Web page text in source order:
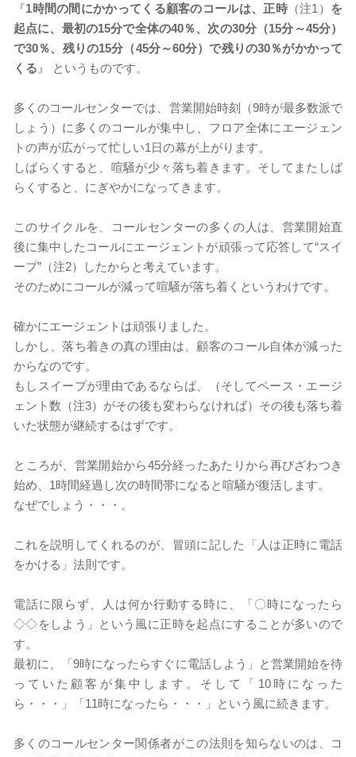
『1時間の間にかかってくる顧客のコールは、正時（注1） を
起点に、最初の15分で全体の40％、次の30分（15分～45分）
で30％、残りの15分（45分～60分）で残りの30％がかかって
くる 』 というものです。
​多くのコールセンターでは、営業開始時刻（9時が最多数派で
しょう）に多くのコールが集中し、フロア全体にエージェン
トの声が広がって忙しい1日の幕が上がります。
しばらくすると、喧騒が少々落ち着きます。そしてまたしば
らくすると、にぎやかになってきます。
このサイクルを、コールセンターの多くの人は、営業開始直
後に集中したコールにエージェントが頑張って応答して“スイ
ープ”（注2）したからと考えています。
そのためにコールが減って喧騒が落ち着くというわけです。
​確かにエージェントは頑張りました。
しかし、落ち着きの真の理由は、顧客のコール自体が減った
からなのです。
もしスイープが理由であるならば、（そしてベース・エージ
ェント数（注3）がその後も変わらなければ）その後も落ち着
いた状態が継続するはずです。
​ところが、営業開始から45分経ったあたりから再びざわつき
始め、1時間経過し次の時間帯になると喧騒が復活します。
なぜでしょう・・・。
これを説明してくれるのが、冒頭に記した「人は正時に電話
をかける」法則です。
電話に限らず、人は何か行動する時に、「〇時になったら
◇◇をしよう」という風に正時を起点にすることが多いので
す。
最初に、「9時になったらすぐに電話しよう」と営業開始を待
っていた顧客が集中します。そして「10時になった
ら・・・」「11時になったら・・・」という風に続きます。
多くのコールセンター関係者がこの法則を知らないのは、コ